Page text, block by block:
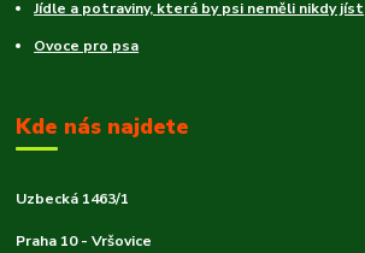
Jídle a potraviny, která by psi neměli nikdy jíst
Ovoce pro psa
Kde nás najdete
Uzbecká 1463/1
Praha 10 - Vršovice